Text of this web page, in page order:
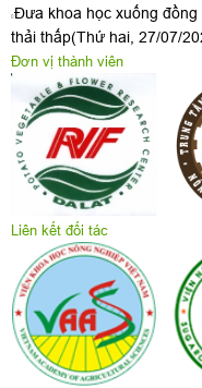
Đưa khoa học xuống
thải thấp(Thứ hai, 27/07/
Đơn vị thành viên
Liên kết đối tác